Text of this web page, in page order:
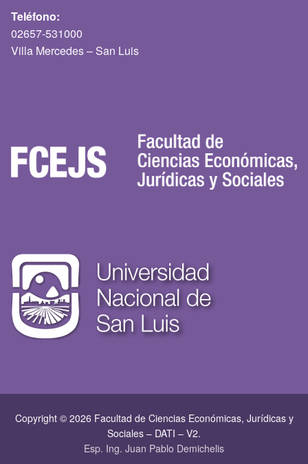
Teléfono:
02657-531000
Villa Mercedes – San Luis
Copyright © 2026 Facultad de Ciencias Económicas, Jurí­dicas y
Sociales – DATI – V2.
Esp. Ing. Juan Pablo Demichelis